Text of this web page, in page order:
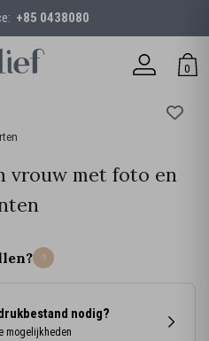
+85 0438080
0
vrouw met foto en
nodig?
mogelijkheden